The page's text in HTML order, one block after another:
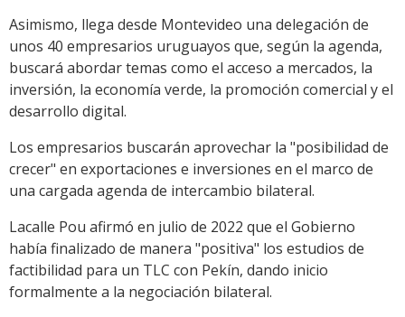
Asimismo, llega desde Montevideo una delegación de
unos 40 empresarios uruguayos que, según la agenda,
buscará abordar temas como el acceso a mercados, la
inversión, la economía verde, la promoción comercial y el
desarrollo digital.
Los empresarios buscarán aprovechar la "posibilidad de
crecer" en exportaciones e inversiones en el marco de
una cargada agenda de intercambio bilateral.
Lacalle Pou afirmó en julio de 2022 que el Gobierno
había finalizado de manera "positiva" los estudios de
factibilidad para un TLC con Pekín, dando inicio
formalmente a la negociación bilateral.